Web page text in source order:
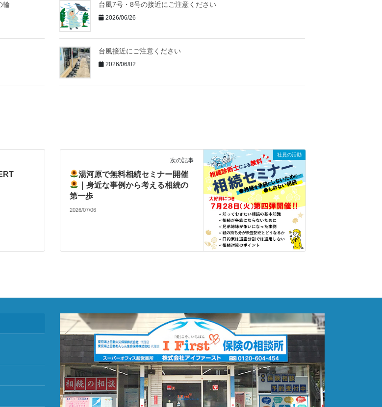
輪 台風7号・8号の接近にご注意ください
2026/06/26
台風接近にご注意ください
2026/06/02
社員の活動
次の記事
湯河原で無料相続セミナー開催
｜身近な事例から考える相続の
第一歩
2026/07/06